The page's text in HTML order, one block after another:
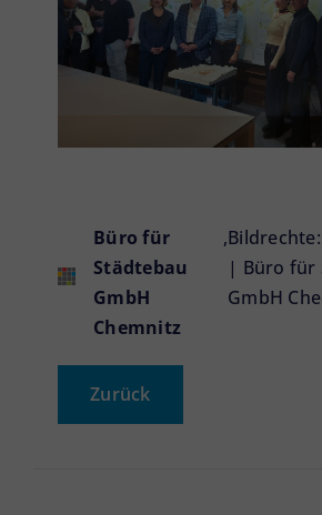
Büro für
Städtebau
GmbH
Chemnitz
,
| Büro für
GmbH
Zurück